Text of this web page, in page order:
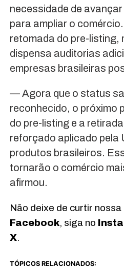
necessidade de
para ampliar o
retomada do pre-listing,
dispensa auditorias
empresas brasileiras
— Agora que o status
reconhecido, o próximo
do pre-listing e a
reforçado aplicado pela
produtos brasileiros.
tornarão o comércio
afirmou.
Não deixe de curtir nossa
Facebook, siga no
X.
TÓPICOS RELACIONADOS: